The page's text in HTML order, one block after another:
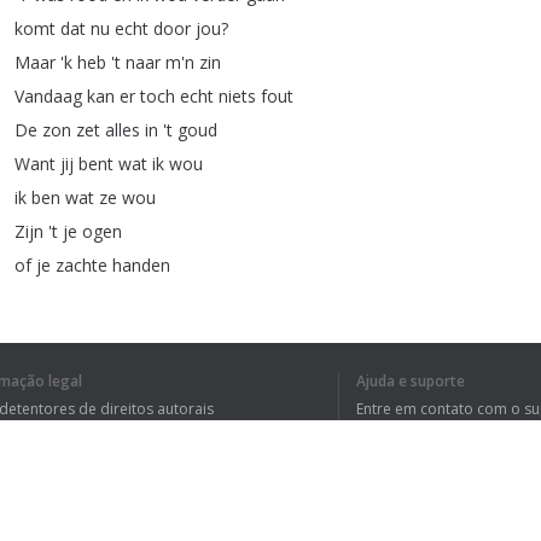
komt dat nu echt door jou?
Maar 'k heb 't naar m'n zin
Vandaag kan er toch echt niets fout
De zon zet alles in 't goud
Want jij bent wat ik wou
ik ben wat ze wou
Zijn 't je ogen
of je zachte handen
Vraag me niet waarom
legal
detentores de direitos autorais
Ajuda e suporte
Entre em contato com o